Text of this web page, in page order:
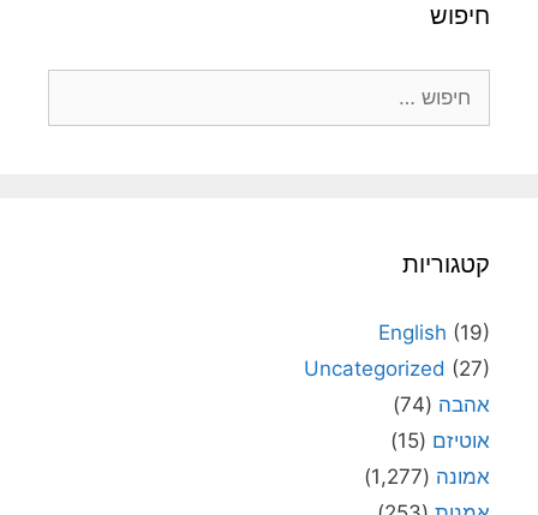
חיפוש
קטגוריות
English (19)
Uncategorized (27)
אהבה (74)
אוטיזם (15)
אמונה (1,277)